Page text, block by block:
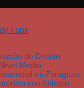
Funk
de Directo
Medio
en Zaragoza
con Ableton